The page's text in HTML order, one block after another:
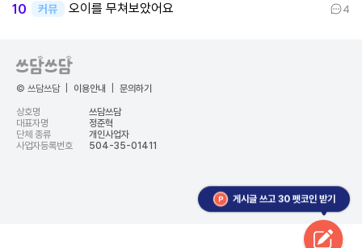
10 커뮤 오이를 무쳐보았어요 4
게시글 쓰고 30 펫코인 받기
© 쓰담쓰담 이용안내 문의하기
상호명
쓰담쓰담
대표자명
정준혁
단체 종류
개인사업자
사업자등록번호
504-35-01411